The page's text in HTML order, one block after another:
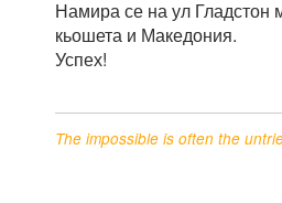
Намира се на ул Гладстон
кьошета и Македония.
Успех!
The impossible is often the